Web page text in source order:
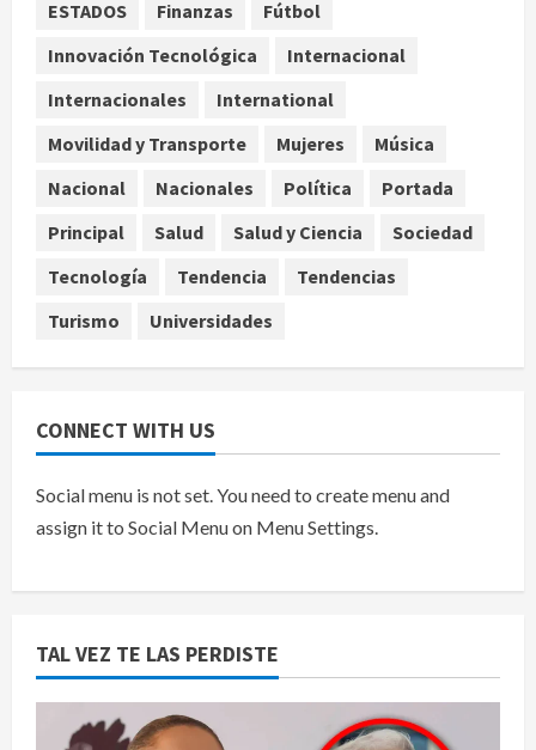
4
Estados Unidos reanuda
aguacate desde México
agosto 8, 2026
Denuncian robo de 5 mil dólares y un
Rolex al equipo de Junior H en el
agosto 8, 2026
ESTADOS Finanzas
Fútbol
Innovación Tecnológica
Internacional
Internacionales
International
Movilidad y Transporte
Mujeres
Música
Nacional
Nacionales Política
Portada
Principal
Salud Salud y Ciencia
Sociedad
Tecnología
Tendencia
Tendencias
Turismo
Universidades
CONNECT WITH US
Social menu is not set. You need to create menu and
assign it to Social Menu on Menu Settings.
TAL VEZ TE LAS PERDISTE